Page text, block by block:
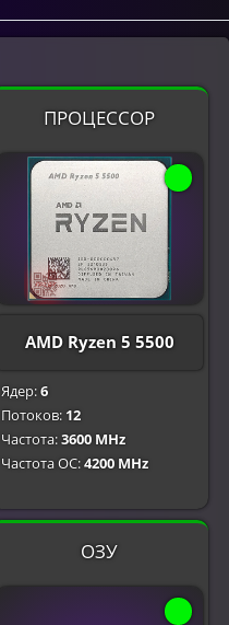
ПРОЦЕССОР
AMD Ryzen 5 5500
Ядер:6
Потоков: 12
Частота:3600 MHz
Частота OC:4200 MHz
ОЗУ